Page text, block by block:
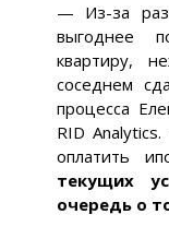
— Из-за
выгоднее
квартиру,
соседнем
процесса
RID
оплатить
текущих
очередь о